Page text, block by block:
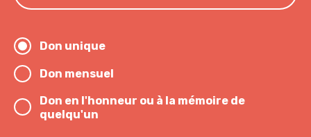
Don unique
Don mensuel
Don en l'honneur ou à la mémoire de
quelqu'un